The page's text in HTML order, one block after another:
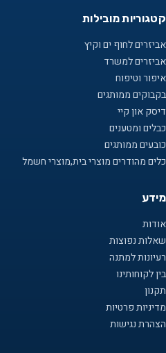
קטגוריות מובילות
אביזרים לחוף ים וקיץ
אביזרים למשרד
איפור וטיפוח
בקבוקים ממותגים
דיסק און קיי
כבלים ומטענים
כובעים ממותגים
כלים מהודרים מוצרי בית,מוצרי חשמל
מידע
אודות
שאלות נפוצות
רעיונות למתנה
בין לקוחותינו
תקנון
מדיניות פרטיות
הצהרת נגישות